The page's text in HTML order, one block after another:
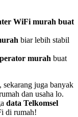
WiFi murah buat
biar lebih stabil
murah buat
sekarang juga banyak
dan usaha lo.
data Telkomsel
di rumah!